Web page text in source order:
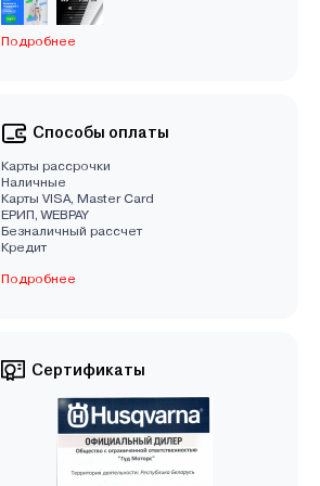
Подробнее
Способы оплаты
Карты рассрочки
Наличные
Карты VISA, Master Card
EРИП, WEBPAY
Безналичный рассчет
Кредит
Подробнее
Сертификаты